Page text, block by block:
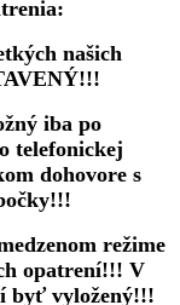
našich
iba po
telefonickej
dohovore s
režime
opatrení!!! V
byť vyložený!!!